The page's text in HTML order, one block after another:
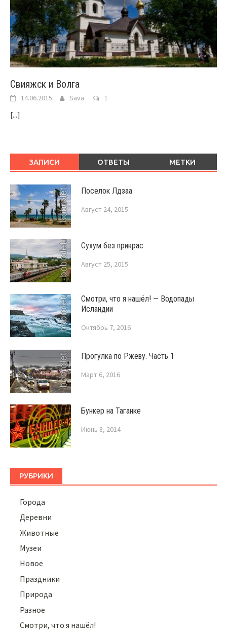
Свияжск и Волга
14.06.2015 Sava 1
[...]
ЗАПИСИ ОТВЕТЫ МЕТКИ
Поселок Лдзаа
Август 24, 2015
Сухум без прикрас
Август 25, 2015
Смотри, что я нашёл! — Водопады
Исландии
Октябрь 7, 2016
Прогулка по Ржеву. Часть 1
Март 6, 2016
Бункер на Таганке
Июнь 8, 2014
РУБРИКИ
Города
Деревни
Животные
Музеи
Новое
Праздники
Природа
Разное
Смотри, что я нашёл!